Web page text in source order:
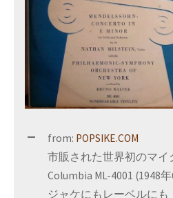
from: POPSIKE.COM
市販された世界初のマイ
Columbia ML-4001 (1948
ジャケにもレーベルに